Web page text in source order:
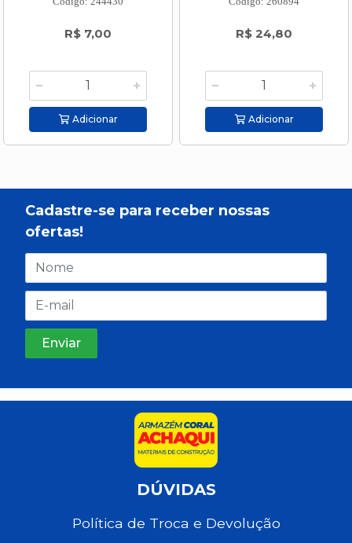
R$ 7,00
Adicionar
R$ 24,80
Adicionar
Cadastre-se para receber nossas
ofertas!
DÚVIDAS
Política de Troca e Devolução